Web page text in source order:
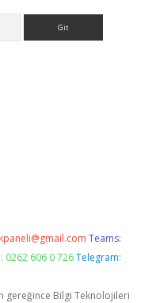
Teams:
0262 606 0 726 Telegram:
gereğince Bilgi Teknolojileri